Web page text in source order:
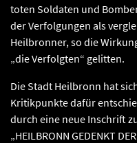
toten Soldaten und
der Verfolgungen als
Heilbronner, so die
„die Verfolgten“ gelitten.
Die Stadt Heilbronn hat
Kritikpunkte dafür
durch eine neue Inschrift
„HEILBRONN GEDENKT